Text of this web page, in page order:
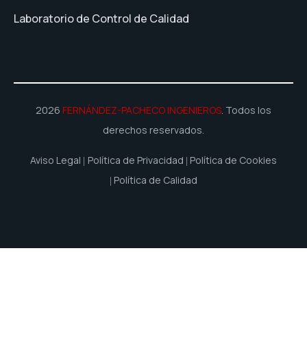
Laboratorio de Control de Calidad
2026 FERNÁNDEZ-PACHECO INGENIEROS . Todos los
derechos reservados.
Aviso Legal Política de Privacidad Política de Cookies
Política de Calidad